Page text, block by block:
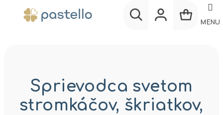
MENU
Sprievodca svetom
stromkáčov, škriatkov,